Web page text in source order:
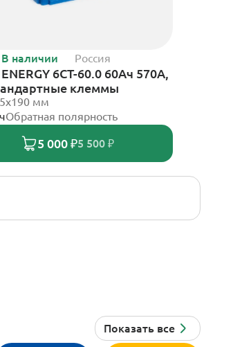
В наличии Россия
ENERGY 6СТ-60.0 60Ач 570А,
клеммы
мм
Обратная полярность
5 000 ₽5 500 ₽